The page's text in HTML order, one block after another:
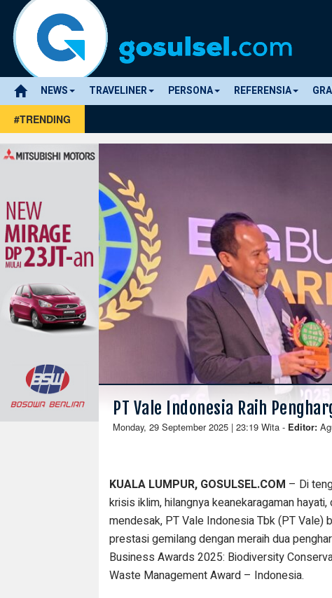
NEWS TRAVELINER PERSONA REFERENSIA
#TRENDING
PT Vale Indonesia Raih
Monday, 29 September 2025 | 23:19 Wita - Editor:
KUALA LUMPUR, GOSULSEL.COM – Di
krisis iklim, hilangnya keanekaragaman
mendesak, PT Vale Indonesia Tbk (PT Vale)
prestasi gemilang dengan meraih dua
Business Awards 2025: Biodiversity
Waste Management Award – Indonesia.